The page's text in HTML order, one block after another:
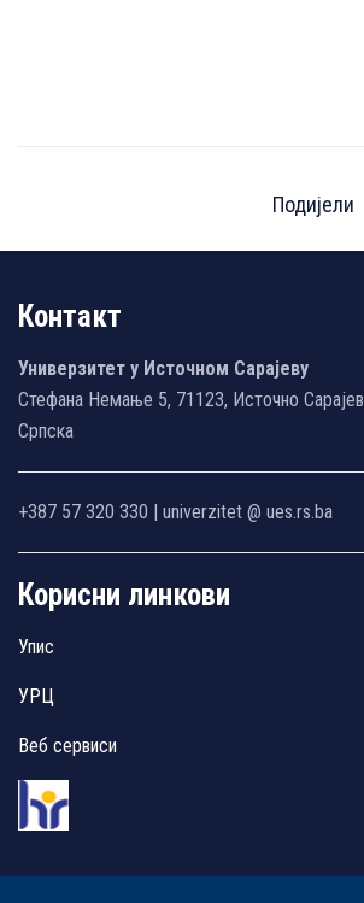
Подијели
Контакт
Универзитет у Источном Сарајеву
Стефана Немање 5, 71123, Источно
Српска
+387 57 320 330 | univerzitet @ ues.rs.ba
Корисни линкови
Упис
УРЦ
Веб сервиси